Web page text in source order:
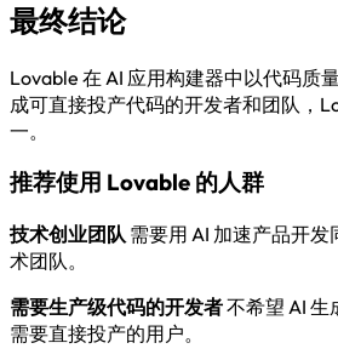
最终结论
Lovable 在 AI 应用构建器中以代码质
成可直接投产代码的开发者和团队，
一。
推荐使用 Lovable 的人群
技术创业团队 需要用 AI 加速产品开
术团队。
需要生产级代码的开发者不希望 AI 生
需要直接投产的用户。